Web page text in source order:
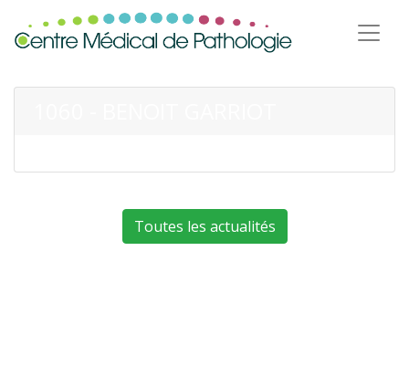
Toutes les actualités